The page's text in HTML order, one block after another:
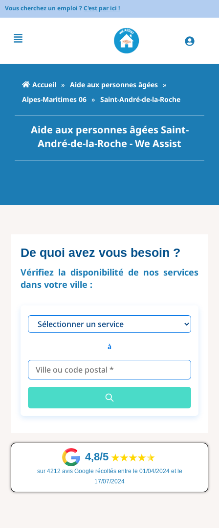
Vous cherchez un emploi ?C'est par ici !
Accueil » Aide aux personnes âgées »
Alpes-Maritimes 06 » Saint-André-de-la-Roche
Aide aux personnes âgées Saint-
André-de-la-Roche - We Assist
De quoi avez vous besoin ?
Vérifiez la disponibilité de nos services
dans votre ville :
à
4,8/5
sur 4212 avis Google récoltés entre le 01/04/2024 et le
17/07/2024